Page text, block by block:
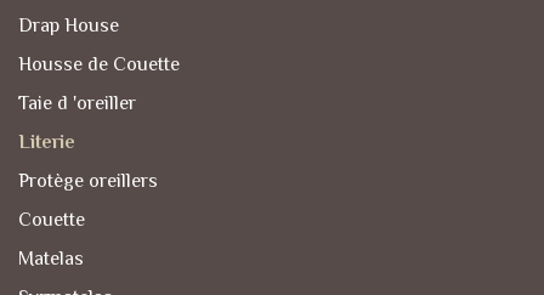
Drap House
Housse de Couette
Taie d 'oreiller
Literie
Protège oreillers
Couette
Matelas